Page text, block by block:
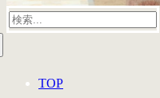
検
TOP